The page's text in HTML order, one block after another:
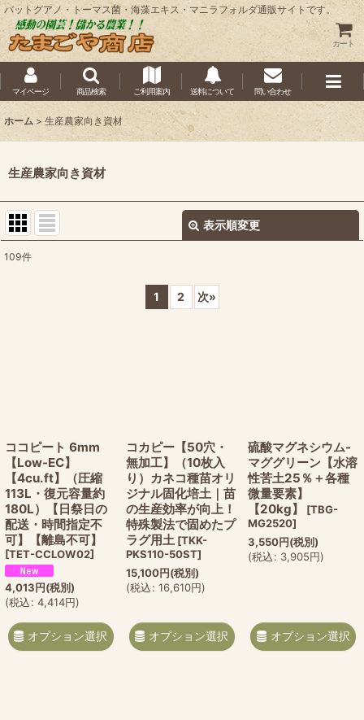
バットグアノ・トーマス菌・海藻エキス・マニラフォルダ通販サイトです。
カート
マイページ 商品検索 ご利用案内 送料について 問い合わせ
ホーム > 生産農家向き資材
生産農家向き資材
表示順変更
109件
1 2 次»
ココピート 6mm
【Low-EC】
【4cu.ft】（圧縮
113L・復元容量約
180L）【日祭日の
配送・時間指定不
可】【離島不可】
[TET-CCLOW02]
4,013円(税別)
(税込: 4,414円)
オプション選択
コカピー【50穴・
無加工】（10枚入
り）カネコ種苗オリ
ジナル固化培土｜苗
の生産効率が向上！
特殊製法で固めたプ
ラグ用土 [TKK-
PKS110-50ST]
15,100円(税別)
(税込: 16,610円)
オプション選択
硫酸マグネシウム-
マググリーン【水溶
性苦土25％＋各種
微量要素】
【20kg】
[TBG-
MG2520]
3,550円(税別)
(税込: 3,905円)
オプション選択